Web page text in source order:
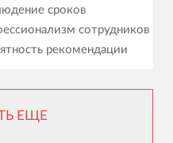
сроков
сотрудников
рекомендации
ЕЩЕ